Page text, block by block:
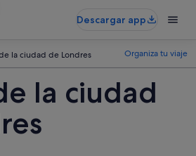
Descargar app
la ciudad de Londres Organiza tu viaje
la ciudad